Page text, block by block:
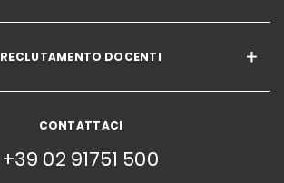
RECLUTAMENTO DOCENTI
CONTATTACI
+39 02 91751 500